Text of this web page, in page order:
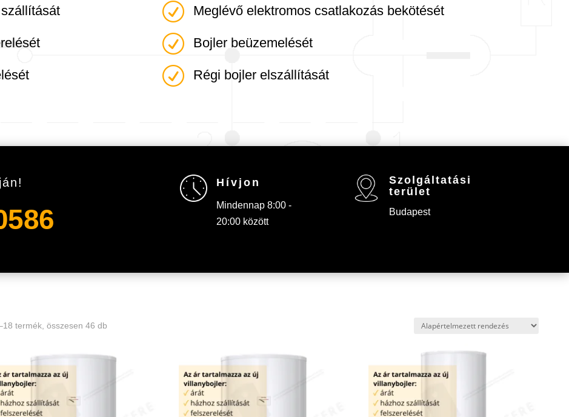
R Meglévő elektromos csatlakozás bekötését
R Bojler beüzemelését
R Régi bojler elszállítását
Hívjon
Mindennap 8:00 -
20:00 között
Szolgáltatási
terület
Budapest
termék, összesen 46 db